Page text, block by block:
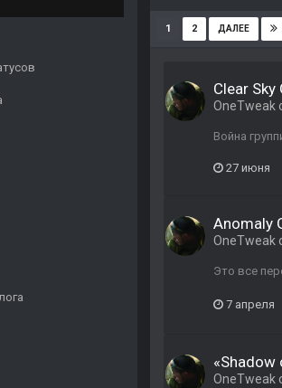
1 2 ДАЛЕЕ
Clear
OneTweak
Война
27 июня
Anomaly
OneTweak
Это все
7 апреля
«Shadow
OneTweak